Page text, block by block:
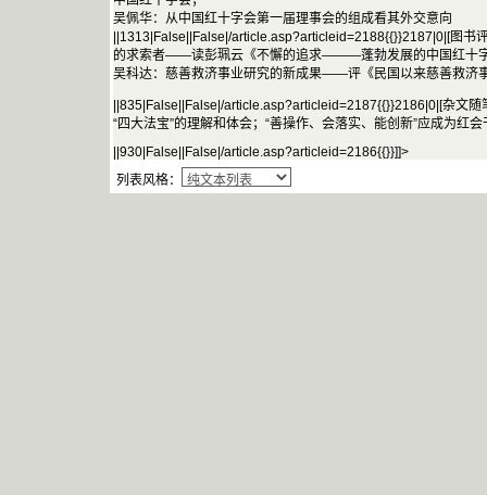
吴佩华：从中国红十字会第一届理事会的组成看其外交意向
||1313|False||False|/article.asp?articleid=2188{{}}2187|0|[图书
的求索者——读彭珮云《不懈的追求———蓬勃发展的中国红十
吴科达：慈善救济事业研究的新成果——评《民国以来慈善救济
||835|False||False|/article.asp?articleid=2187{{}}2186|0|[杂文
“四大法宝”的理解和体会；“善操作、会落实、能创新”应成为红
||930|False||False|/article.asp?articleid=2186{{}}]]>
列表风格：